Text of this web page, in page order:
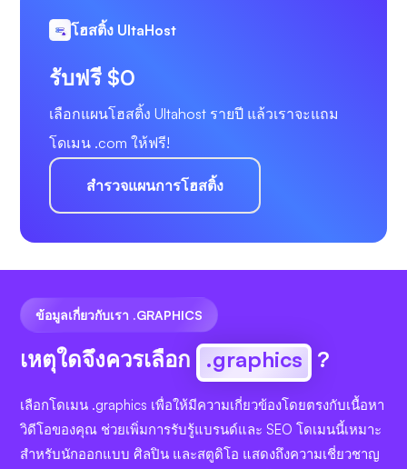
โฮสติ้ง UltaHost
รับฟรี $0
เลือกแผนโฮสติ้ง Ultahost รายปี แล้วเราจะแถม
โดเมน .com ให้ฟรี!
สำรวจแผนการโฮสติ้ง
ข้อมูลเกี่ยวกับเรา .GRAPHICS
เหตุใดจึงควรเลือก .graphics ?
เลือกโดเมน .graphics เพื่อให้มีความเกี่ยวข้องโดยตรงกับเนื้อหา
วิดีโอของคุณ ช่วยเพิ่มการรับรู้แบรนด์และ SEO โดเมนนี้เหมาะ
สำหรับนักออกแบบ ศิลปิน และสตูดิโอ แสดงถึงความเชี่ยวชาญ